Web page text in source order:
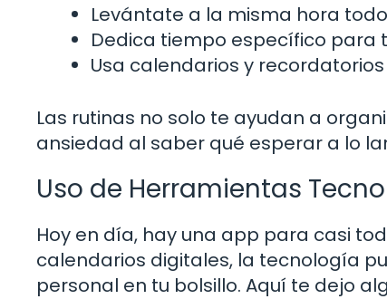
Levántate a la misma hora
Dedica tiempo específico para
Usa calendarios y
Las rutinas no solo te ayudan a
ansiedad al saber qué esperar a lo
Uso de Herramientas
Hoy en día, hay una app para casi
calendarios digitales, la tecnología
personal en tu bolsillo. Aquí te dejo